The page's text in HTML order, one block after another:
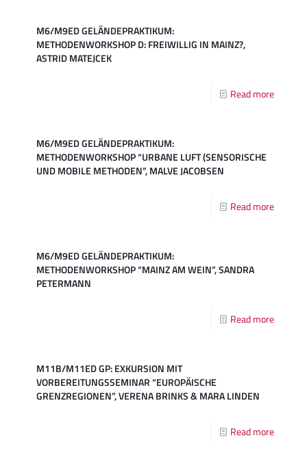
M6/M9ED GELÄNDEPRAKTIKUM:
METHODENWORKSHOP D: FREIWILLIG IN MAINZ?,
ASTRID MATEJCEK
Read more
M6/M9ED GELÄNDEPRAKTIKUM:
METHODENWORKSHOP “URBANE LUFT (SENSORISCHE
UND MOBILE METHODEN”, MALVE JACOBSEN
Read more
M6/M9ED GELÄNDEPRAKTIKUM:
METHODENWORKSHOP “MAINZ AM WEIN”, SANDRA
PETERMANN
Read more
M11B/M11ED GP: EXKURSION MIT
VORBEREITUNGSSEMINAR “EUROPÄISCHE
GRENZREGIONEN”, VERENA BRINKS & MARA LINDEN
Read more